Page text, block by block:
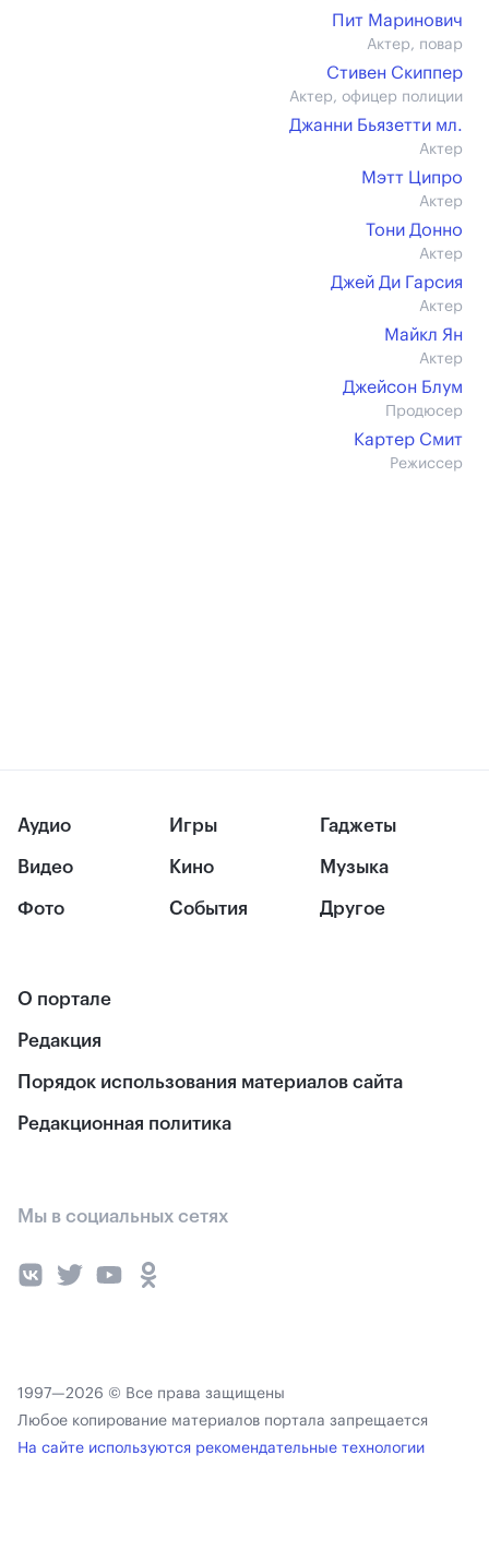
Пит Маринович
Актер, повар
Стивен Скиппер
Актер, офицер полиции
Джанни Бьязетти мл.
Актер
Мэтт Ципро
Актер
Тони Донно
Актер
Джей Ди Гарсия
Актер
Майкл Ян
Актер
Джейсон Блум
Продюсер
Картер Смит
Режиссер
Аудио
Видео
Фото
Игры
Кино
События
Гаджеты
Музыка
Другое
О портале
Редакция
Порядок использования материалов сайта
Редакционная политика
Мы в социальных сетях
1997—2026 © Все права защищены
Любое копирование материалов портала запрещается
На сайте используются рекомендательные технологии